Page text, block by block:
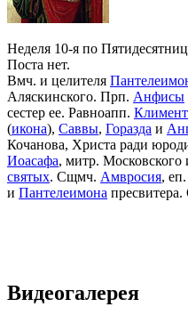
Неделя 10-я по
Поста нет.
Вмч. и целителя
Аляскинского. Прп. Анфисы
сестер ее. Равноапп.
(икона), Саввы, Горазда и
Кочанова, Христа ради
Иоасафа, митр. Московского
святых. Сщмч. Амвросия,
и Пантелеимона
Видеогалерея